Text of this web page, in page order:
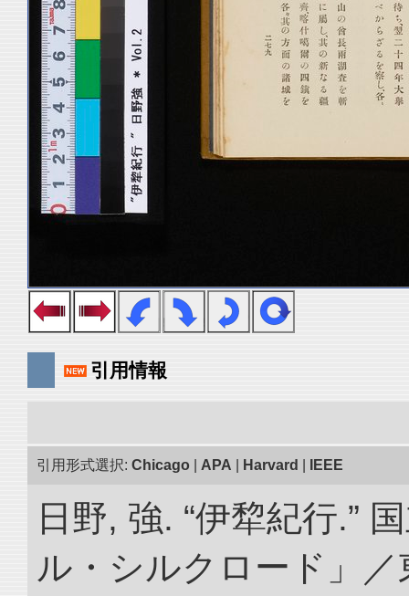
引用情報
引用形式選択: Chicago APA Harvard IEEE
日野, 強. “伊犂紀行.”
ル・シルクロード」／